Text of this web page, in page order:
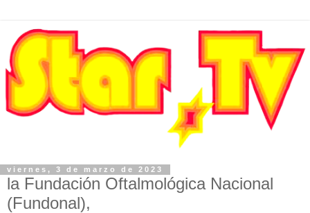
viernes, 3 de marzo de 2023
la Fundación Oftalmológica Nacional
(Fundonal),